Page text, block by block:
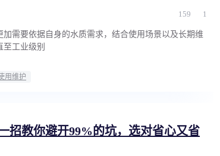
159 1
需要依据自身的水质需求，结合使用场景以及长期维
工业级别
用维护
招教你避开99%的坑，选对省心又省